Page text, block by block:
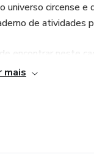
universo circense
de atividades
encontrar neste
Ensino
São atividades
mais